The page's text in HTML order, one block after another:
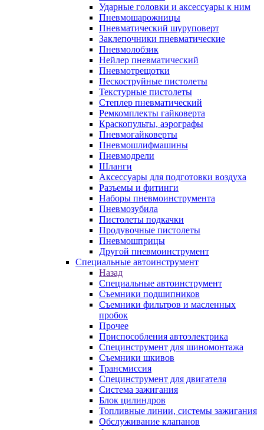
Ударные головки и аксессуары к ним
Пневмошарожницы
Пневматический шуруповерт
Заклепочники пневматические
Пневмолобзик
Нейлер пневматический
Пневмотрещотки
Пескоструйные пистолеты
Текстурные пистолеты
Степлер пневматический
Ремкомплекты гайковерта
Краскопульты, аэрографы
Пневмогайковерты
Пневмошлифмашины
Пневмодрели
Шланги
Аксессуары для подготовки воздуха
Разъемы и фитинги
Наборы пневмоинструмента
Пневмозубила
Пистолеты подкачки
Продувочные пистолеты
Пневмошприцы
Другой пневмоинструмент
Специальные автоинструмент
Назад
Специальные автоинструмент
Съемники подшипников
Съемники фильтров и масленных
пробок
Прочее
Приспособления автоэлектрика
Специнструмент для шиномонтажа
Съемники шкивов
Трансмиссия
Специнструмент для двигателя
Система зажигания
Блок цилиндров
Топливные линии, системы зажигания
Обслуживание клапанов